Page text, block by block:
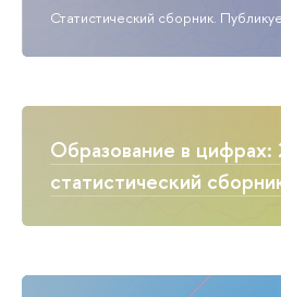
Статистический сборник.
Образование в цифрах:
статистический